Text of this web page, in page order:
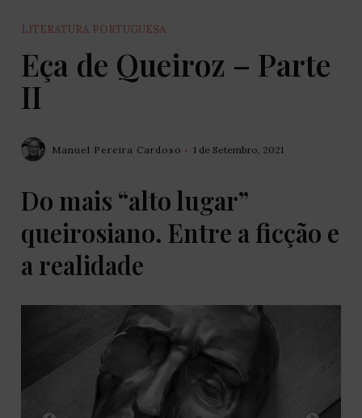
LITERATURA PORTUGUESA
Eça de Queiroz – Parte
II
Manuel Pereira Cardoso 1 de Setembro, 2021
Do mais “alto lugar”
queirosiano. Entre a ficção e
a realidade